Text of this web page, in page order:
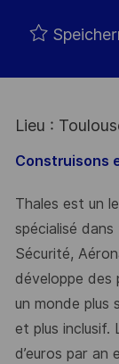
Lieu :
Construisons
Thales est un
spécialisé
Sécurité,
développe des
un monde plus
et plus inclusif.
d’euros par an